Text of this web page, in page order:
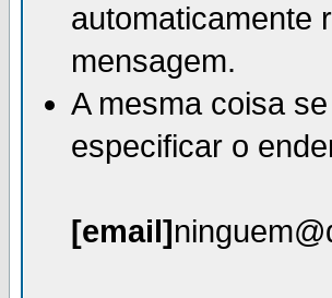
automaticamente
mensagem.
A mesma coisa
especificar o
[email]